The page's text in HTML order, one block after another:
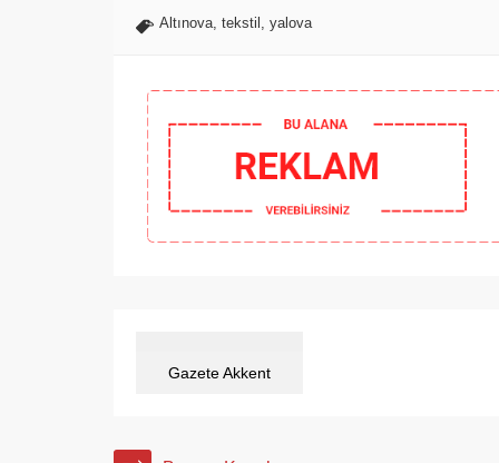
Altınova tekstil yalova
Gazete Akkent